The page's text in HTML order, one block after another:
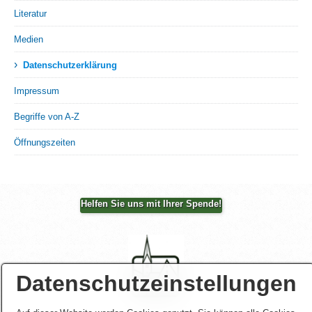
Literatur
Medien
› Datenschutzerklärung
Impressum
Begriffe von A-Z
Öffnungszeiten
Helfen Sie uns mit Ihrer Spende!
Datenschutzeinstellungen